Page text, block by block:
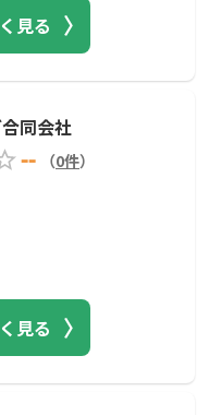
見る
同会社
--
（0件）
見る